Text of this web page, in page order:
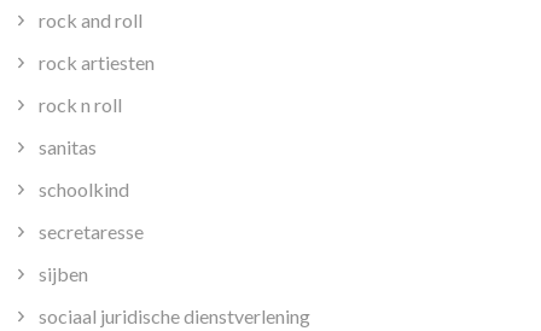
rock and roll
rock artiesten
rock n roll
sanitas
schoolkind
secretaresse
sijben
sociaal juridische dienstverlening